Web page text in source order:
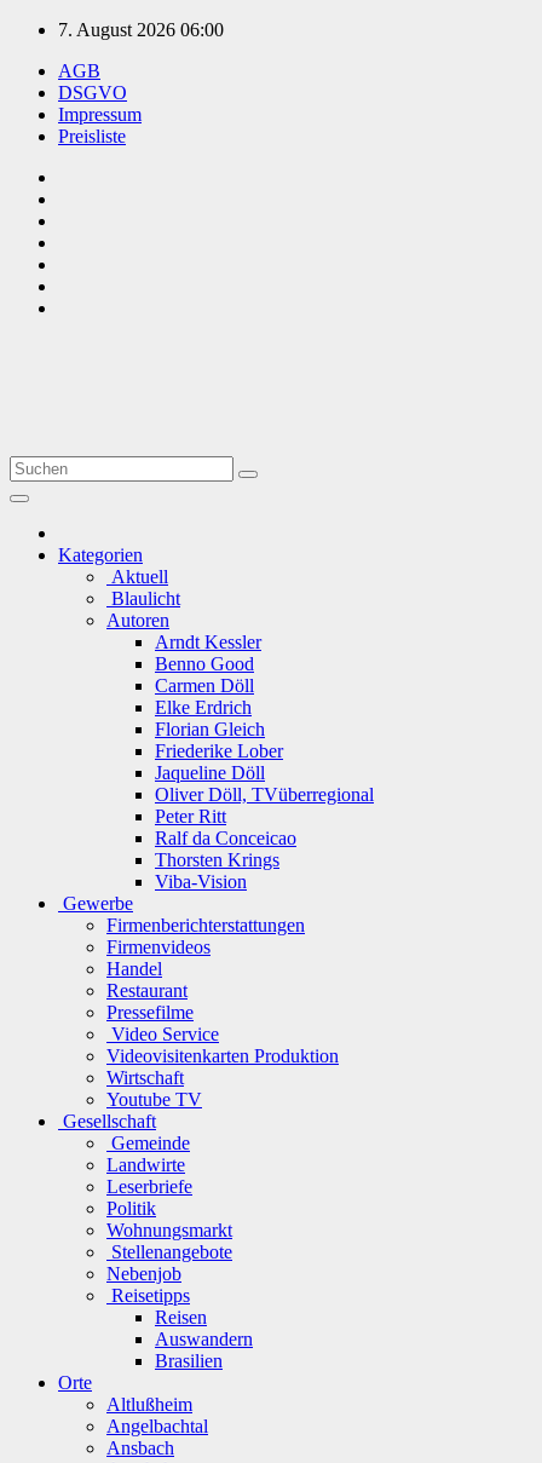
Zum
springen
7. August 2026 06:00
AGB
DSGVO
Impressum
Preisliste
Kategorien
Aktuell
Blaulicht
Autoren
Arndt Kessler
Benno Good
Carmen Döll
Elke Erdrich
Florian Gleich
Friederike Lober
Jaqueline Döll
Oliver Döll, TVüberregional
Peter Ritt
Ralf da Conceicao
Thorsten Krings
Viba-Vision
Gewerbe
Firmenberichterstattungen
Firmenvideos
Handel
Restaurant
Pressefilme
Video Service
Videovisitenkarten Produktion
Wirtschaft
Youtube TV
Gesellschaft
Gemeinde
Landwirte
Leserbriefe
Politik
Wohnungsmarkt
Stellenangebote
Nebenjob
Reisetipps
Reisen
Auswandern
Brasilien
Orte
Altlußheim
Angelbachtal
Ansbach